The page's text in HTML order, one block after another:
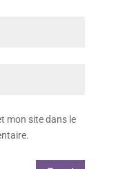
mon site dans le